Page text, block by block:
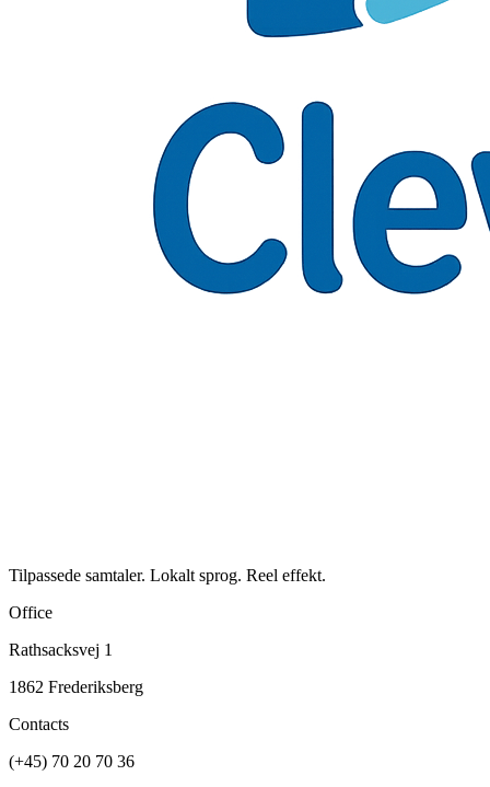
Tilpassede samtaler. Lokalt sprog. Reel effekt.
Office
Rathsacksvej 1
1862 Frederiksberg
Contacts
(+45) 70 20 70 36